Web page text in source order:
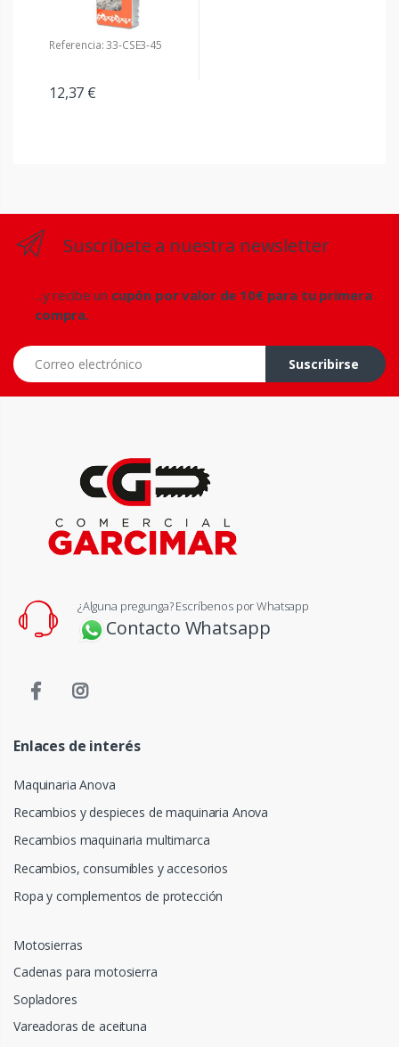
Referencia: 33-CSE3-45
12,37 €
Suscríbete a nuestra newsletter
...y recibe un cupón por valor de 10€ para tu primera
compra.
Correo electrónico
Suscribirse
¿Alguna pregunga? Escríbenos por Whatsapp
Contacto Whatsapp
Enlaces de interés
Maquinaria Anova
Recambios y despieces de maquinaria Anova
Recambios maquinaria multimarca
Recambios, consumibles y accesorios
Ropa y complementos de protección
Motosierras
Cadenas para motosierra
Sopladores
Vareadoras de aceituna